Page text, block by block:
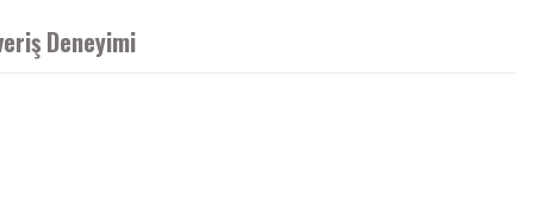
Deneyimi